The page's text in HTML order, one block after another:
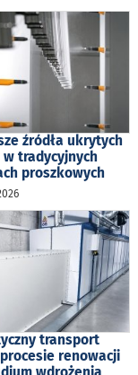
źródła ukrytych
tradycyjnych
proszkowych
transport
renowacji